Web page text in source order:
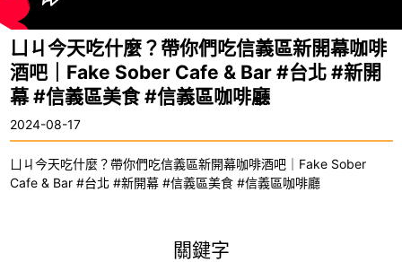
ㄩㄐ今天吃什麼？帶你們吃信義區新開幕咖啡
酒吧｜Fake Sober Cafe & Bar #台北 #新開
幕 #信義區美食 #信義區咖啡廳
2024-08-17
ㄩㄐ今天吃什麼？帶你們吃信義區新開幕咖啡酒吧｜Fake Sober
Cafe & Bar #台北 #新開幕 #信義區美食 #信義區咖啡廳
關鍵字